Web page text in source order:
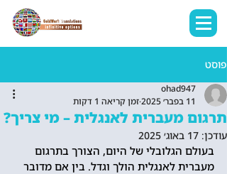
פוסט
תרגום מעברית לאנגלית – מי צריך?
ohad947
11 בפבר׳ 2025
זמן קריאה 1 דקות
עודכן: 17 באוג׳ 2025
בעולם הגלובלי של היום, הצורך בתרגום
מעברית לאנגלית הולך וגדל. בין אם מדובר